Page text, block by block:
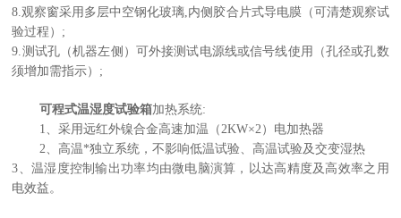
8.观察窗采用多层中空钢化玻璃,内侧胶合片式导电膜（可清楚观察试
验过程）;
9.测试孔（机器左侧）可外接测试电源线或信号线使用（孔径或孔数
须增加需指示）;
可程式温湿度试验箱加热系统:
1、采用远红外镍合金高速加温（2KW×2）电加热器
2、高温*独立系统，不影响低温试验、高温试验及交变湿热
3、温湿度控制输出功率均由微电脑演算，以达高精度及高效率之用
电效益。